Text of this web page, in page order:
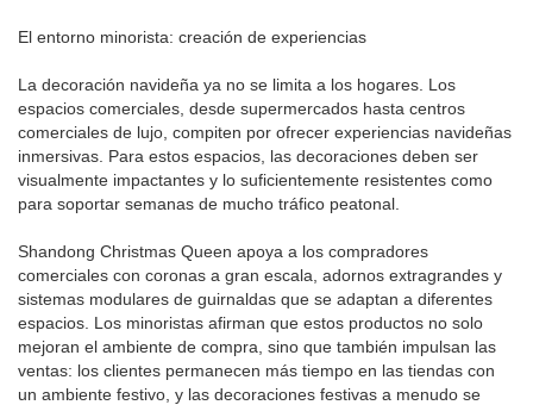
El entorno minorista: creación de experiencias
La decoración navideña ya no se limita a los hogares. Los
espacios comerciales, desde supermercados hasta centros
comerciales de lujo, compiten por ofrecer experiencias navideñas
inmersivas. Para estos espacios, las decoraciones deben ser
visualmente impactantes y lo suficientemente resistentes como
para soportar semanas de mucho tráfico peatonal.
Shandong Christmas Queen apoya a los compradores
comerciales con coronas a gran escala, adornos extragrandes y
sistemas modulares de guirnaldas que se adaptan a diferentes
espacios. Los minoristas afirman que estos productos no solo
mejoran el ambiente de compra, sino que también impulsan las
ventas: los clientes permanecen más tiempo en las tiendas con
un ambiente festivo, y las decoraciones festivas a menudo se